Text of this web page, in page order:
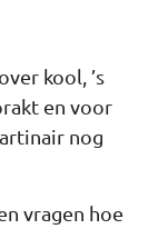
kool, ’s
en voor
nog
vragen hoe